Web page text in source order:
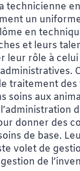
technicienne
un
en
et leurs
leur rôle à
traitement
soins aux
donner des
de base.
volet de
de